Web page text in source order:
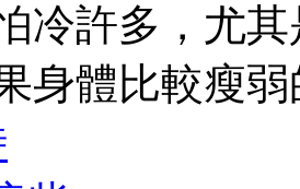
冷許多，尤
身體比較瘦